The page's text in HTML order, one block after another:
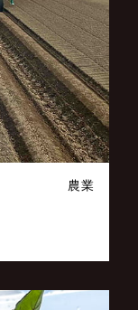
農業